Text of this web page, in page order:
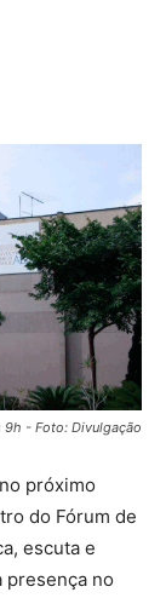
- Foto: Divulgação
próximo
do Fórum de
escuta e
no